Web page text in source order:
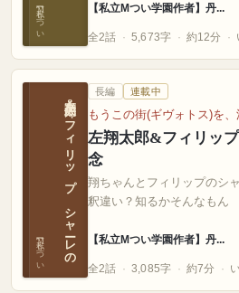
【私立Mつい学園作者】丹 【私立Mつい学園作者】丹...
全2話 5,673字 約12分
左翔太郎&フィリップ シャーレの先生概念
【私立Mつい学園作者】丹
長編 連載中
もうこの街(ギヴォトス)を
左翔太郎&フィリッ
念
翔ちゃんとフィリップのシ
釈違い？知るかそんなもん
【私立Mつい学園作者】丹...
全2話 3,085字 約7分